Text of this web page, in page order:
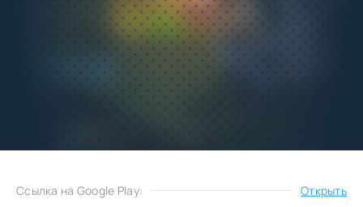
Ссылка на Google Play: Открыть